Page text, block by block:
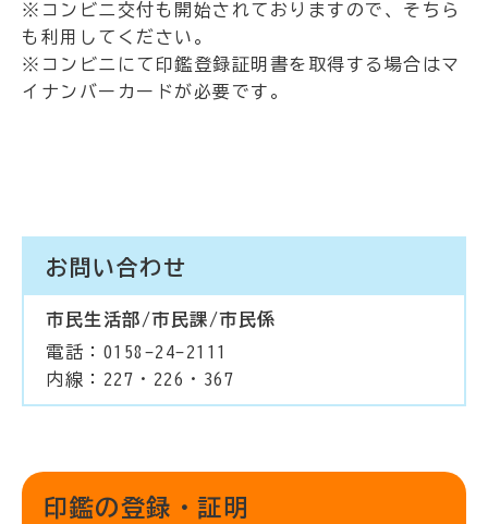
※コンビニ交付も開始されておりますので、そちら
も利用してください。
※コンビニにて印鑑登録証明書を取得する場合はマ
イナンバーカードが必要です。
お問い合わせ
市民生活部/市民課/市民係
電話：0158-24-2111
内線：227・226・367
印鑑の登録・証明